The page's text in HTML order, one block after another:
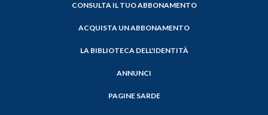
CONSULTA IL TUO ABBONAMENTO
ACQUISTA UN ABBONAMENTO
LA BIBLIOTECA DELL'IDENTITÀ
ANNUNCI
PAGINE SARDE